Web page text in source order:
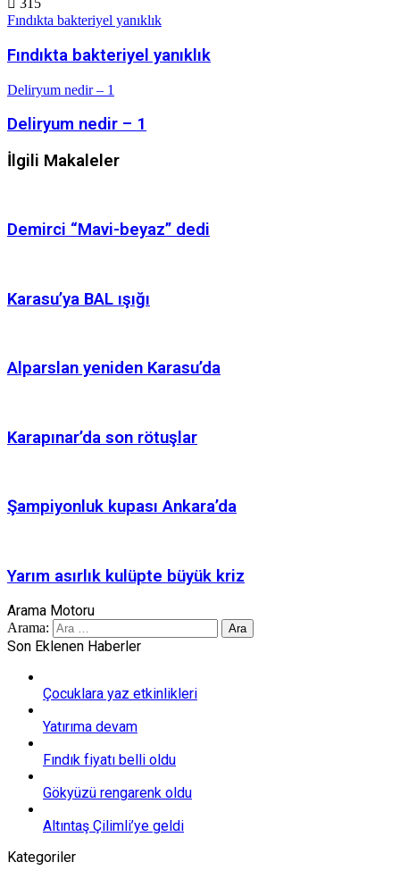
315
Fındıkta bakteriyel yanıklık
Fındıkta bakteriyel yanıklık
Deliryum nedir – 1
Deliryum nedir – 1
İlgili Makaleler
Demirci “Mavi-beyaz” dedi
Karasu’ya BAL ışığı
Alparslan yeniden Karasu’da
Karapınar’da son rötuşlar
Şampiyonluk kupası Ankara’da
Yarım asırlık kulüpte büyük kriz
Arama Motoru
Arama:
Son Eklenen Haberler
Çocuklara yaz etkinlikleri
Yatırıma devam
Fındık fiyatı belli oldu
Gökyüzü rengarenk oldu
Altıntaş Çilimli’ye geldi
Kategoriler